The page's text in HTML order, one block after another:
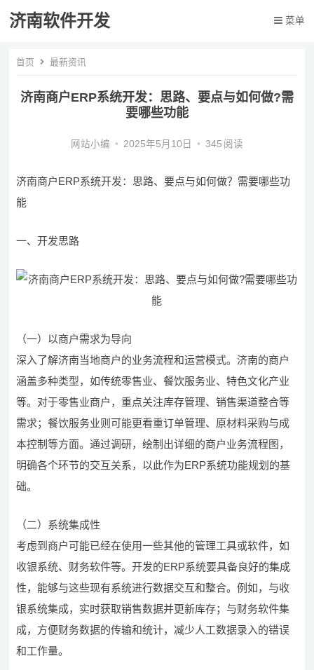
济南软件开发 菜单
首页 最新资讯
济南商户ERP系统开发：思路、要点与如何做?需
要哪些功能
网站小编 • 2025年5月10日 • 345 阅读
济南商户ERP系统开发：思路、要点与如何做？需要哪些功
能
一、开发思路
（一）以商户需求为导向
深入了解济南当地商户的业务流程和运营模式。济南的商户
涵盖多种类型，如传统零售业、餐饮服务业、特色文化产业
等。对于零售业商户，重点关注库存管理、销售渠道整合等
需求；餐饮服务业则可能更看重订单管理、原材料采购与成
本控制等方面。通过调研，绘制出详细的商户业务流程图，
明确各个环节的交互关系，以此作为ERP系统功能规划的基
础。
（二）系统集成性
考虑到商户可能已经在使用一些其他的管理工具或软件，如
收银系统、财务软件等。开发的ERP系统要具备良好的集成
性，能够与这些现有系统进行数据交互和整合。例如，与收
银系统集成，实时获取销售数据并更新库存；与财务软件集
成，方便财务数据的传输和统计，减少人工数据录入的错误
和工作量。